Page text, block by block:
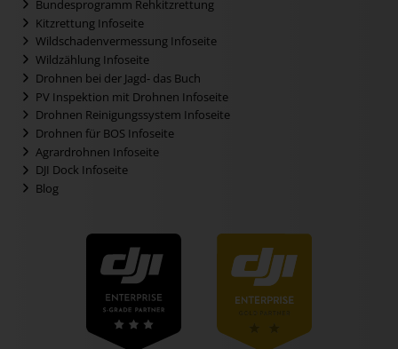
Bundesprogramm Rehkitzrettung
Kitzrettung Infoseite
Wildschadenvermessung Infoseite
Wildzählung Infoseite
Drohnen bei der Jagd- das Buch
PV Inspektion mit Drohnen Infoseite
Drohnen Reinigungssystem Infoseite
Drohnen für BOS Infoseite
Agrardrohnen Infoseite
DJI Dock Infoseite
Blog